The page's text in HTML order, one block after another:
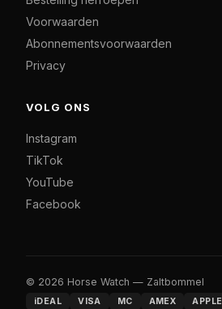
Voorwaarden
Abonnementsvoorwaarden
Privacy
VOLG ONS
Instagram
TikTok
YouTube
Facebook
© 2026 Horse Watch — Zaltbommel
iDEAL VISA MC AMEX APPLE